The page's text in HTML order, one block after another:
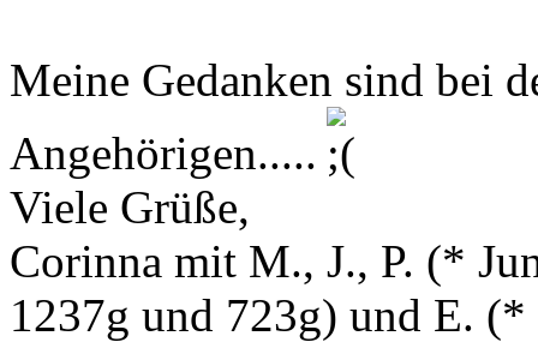
Meine Gedanken sind bei
Angehörigen.....
Viele Grüße,
Corinna mit M., J., P. (*
1237g und 723g) und E. (*